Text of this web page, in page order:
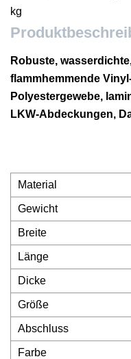
kg
Robuste,
flammhemmende
Polyestergewebe,
LKW-Abdeckungen,
Material
Gewicht
Breite
Länge
Dicke
Größe
Abschluss
Farbe